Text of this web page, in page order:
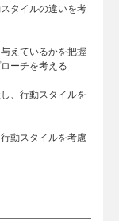
タイルの違いを考
えているかを把握
ーチを考える
、行動スタイルを
動スタイルを考慮